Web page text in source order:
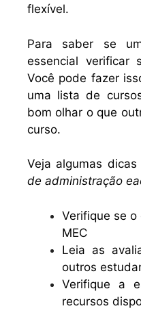
flexível.
Para saber se
essencial verificar
Você pode fazer
uma lista de
bom olhar o que
curso.
Veja algumas
de administração
Verifique se
MEC
Leia as
outros
Verifique a
recursos